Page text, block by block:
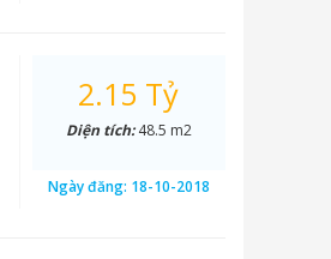
2.15 Tỷ
Diện tích:48.5 m2
Ngày đăng: 18-10-2018